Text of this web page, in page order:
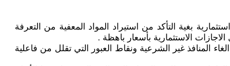
بغية التأكد من استيراد المواد المعفية من التعرفة
الاستثمارية بأسعار باهظة .
المنافذ غير الشرعية ونقاط العبور التي تقلل من فاعلية